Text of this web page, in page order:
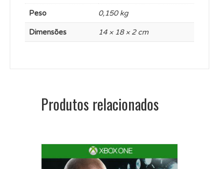
Peso 0,150 kg
Dimensões 14 × 18 × 2 cm
Produtos relacionados